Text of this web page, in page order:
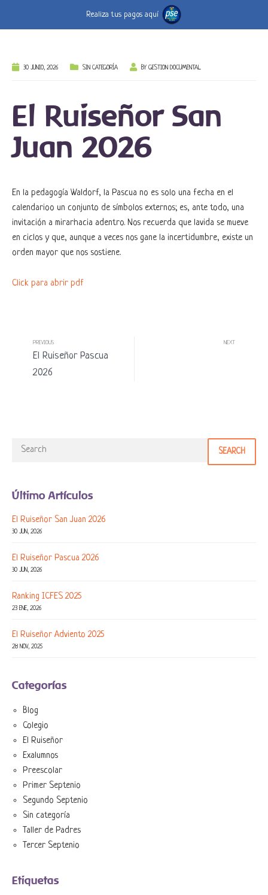
Realiza tus pagos aquí
30 JUNIO, 2026 SIN CATEGORÍA BY GESTION DOCUMENTAL
El Ruiseñor San
Juan 2026
En la pedagogía Waldorf, la Pascua no es solo una fecha en el
calendarioo un conjunto de símbolos externos; es, ante todo, una
invitación a mirarhacia adentro. Nos recuerda que lavida se mueve
en ciclos y que, aunque a veces nos gane la incertidumbre, existe un
orden mayor que nos sostiene.
Click para abrir pdf
PREVIOUS
El Ruiseñor Pascua
2026
NEXT
SEARCH
Último Artículos
El Ruiseñor San Juan 2026
30 JUN, 2026
El Ruiseñor Pascua 2026
30 JUN, 2026
Ranking ICFES 2025
23 ENE, 2026
El Ruiseñor Adviento 2025
28 NOV, 2025
Categorías
Blog
Colegio
El Ruiseñor
Exalumnos
Preescolar
Primer Septenio
Segundo Septenio
Sin categoría
Taller de Padres
Tercer Septenio
Etiquetas